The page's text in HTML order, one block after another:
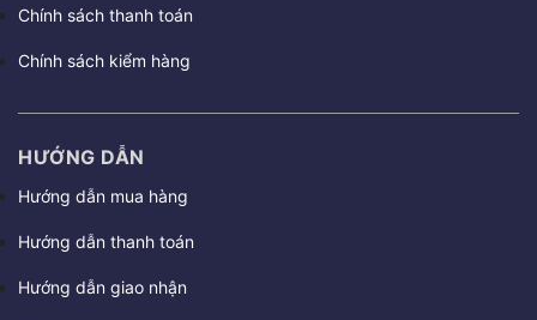
Chính sách thanh toán
Chính sách kiểm hàng
HƯỚNG DẪN
Hướng dẫn mua hàng
Hướng dẫn thanh toán
Hướng dẫn giao nhận